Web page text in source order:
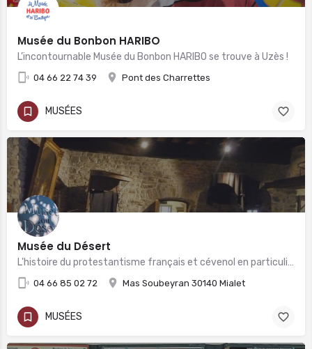
Musée du Bonbon HARIBO
L’incontournable Musée du Bonbon HARIBO se trouve à Uzès !
04 66 22 74 39 Pont des Charrettes
MUSÉES
Musée du Désert
L'histoire du protestantisme français et cévenol en particulier
04 66 85 02 72 Mas Soubeyran 30140 Mialet
MUSÉES